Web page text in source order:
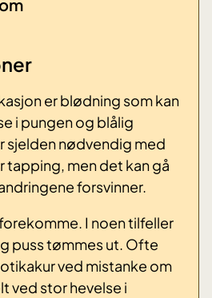
er blødning som kan
i pungen og blålig
sjelden nødvendig med
tapping, men det kan gå
forsvinner.
I noen tilfeller
puss tømmes ut. Ofte
ved mistanke om
ved stor hevelse i